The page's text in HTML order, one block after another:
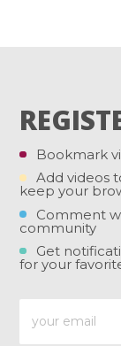
Bookmark
Add videos
keep your
Comment
community
Get
for your